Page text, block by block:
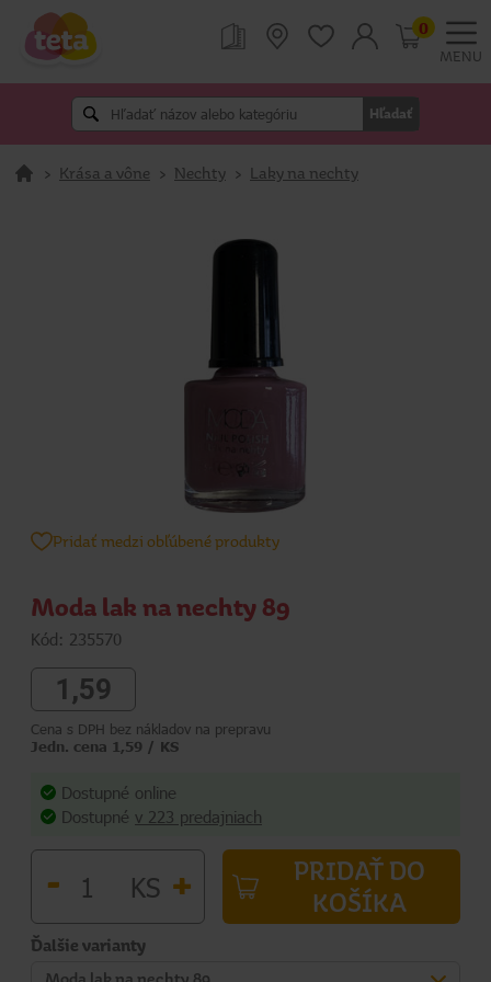
MENU
Hľadať
0
> Krása a vône > Nechty > Laky na nechty
Pridať medzi obľúbené produkty
Moda lak na nechty 89
Kód: 235570
1,59
Cena s DPH bez nákladov na prepravu
Jedn. cena 1,59 / KS
Dostupné online
Dostupné v 223 predajniach
- KS +
PRIDAŤ DO
KOŠÍKA
Ďalšie varianty